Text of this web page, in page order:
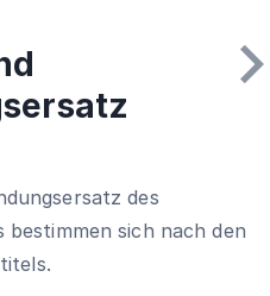
des
sich nach den